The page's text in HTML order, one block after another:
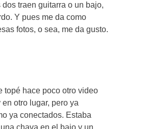
traen guitarra o un bajo,
Y pues me da como
fotos, o sea, me da gusto.
topé hace poco otro video
otro lugar, pero ya
ya conectados. Estaba